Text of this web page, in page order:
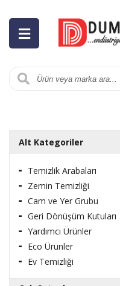
Alt Kategoriler
Temizlik Arabaları
Zemin Temizliği
Cam ve Yer Grubu
Geri Dönüşüm Kutuları
Yardımcı Ürünler
Eco Ürünler
Ev Temizliği